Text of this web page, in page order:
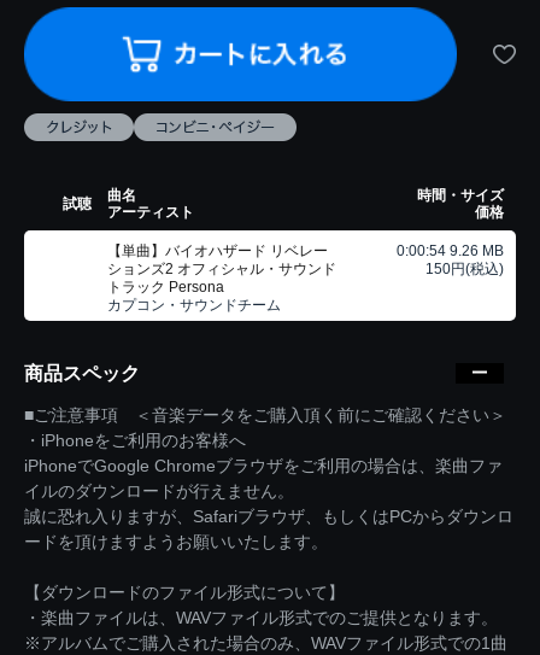
試聴
曲名
アーティスト
時間・サイズ
価格
【単曲】バイオハザード リベレー
ションズ2 オフィシャル・サウンド
トラック Persona
カプコン・サウンドチーム
0:00:54 9.26 MB
150円(税込)
商品スペック
■ご注意事項 ＜音楽データをご購入頂く前にご確認ください＞
・iPhoneをご利用のお客様へ
iPhoneでGoogle Chromeブラウザをご利用の場合は、楽曲ファ
イルのダウンロードが行えません。
誠に恐れ入りますが、Safariブラウザ、もしくはPCからダウンロ
ードを頂けますようお願いいたします。
【ダウンロードのファイル形式について】
・楽曲ファイルは、WAVファイル形式でのご提供となります。
※アルバムでご購入された場合のみ、WAVファイル形式での1曲